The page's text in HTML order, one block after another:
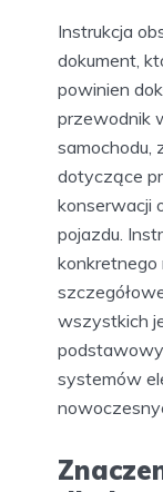
Instrukcja
dokument,
powinien
przewodnik
samochodu,
dotyczące
konserwacji
pojazdu.
konkretnego
wszystkich
systemów